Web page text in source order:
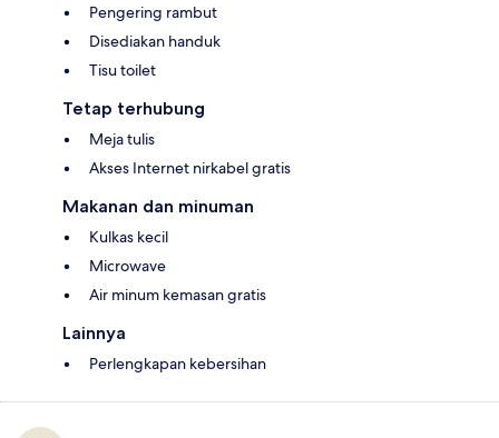
Pengering rambut
Disediakan handuk
Tisu toilet
Tetap terhubung
Meja tulis
Akses Internet nirkabel gratis
Makanan dan minuman
Kulkas kecil
Microwave
Air minum kemasan gratis
Lainnya
Perlengkapan kebersihan